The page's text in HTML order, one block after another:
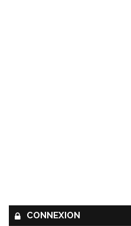
CONNEXION